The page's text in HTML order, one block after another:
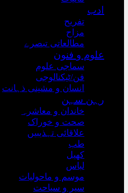
ادب
تفریح
مزاح
مطالعاتی تبصرے
علوم و فنون
سماجی علوم
فن/ٹیکنالوجی
انسان و مشینی ذہانت
رہن سہن
خاندان و معاشرہ
صحت و خوراک
علاقائی تہذیبیں
طب
کھیل
لباس
موسم و ماحولیات
سیر و سیاحت